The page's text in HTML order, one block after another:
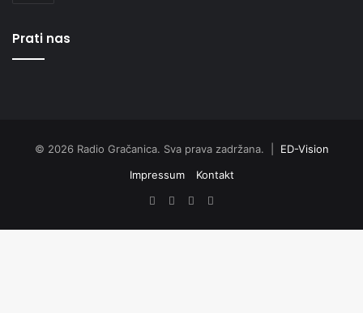
Prati nas
© 2026 Radio Gračanica. Sva prava zadržana. | ED-Vision
Impressum
Kontakt